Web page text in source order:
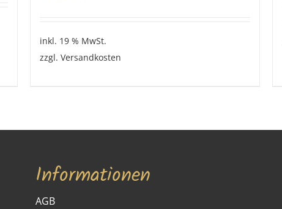
inkl. 19 % MwSt.
zzgl. Versandkosten
Informationen
AGB